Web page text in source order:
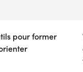
pour former